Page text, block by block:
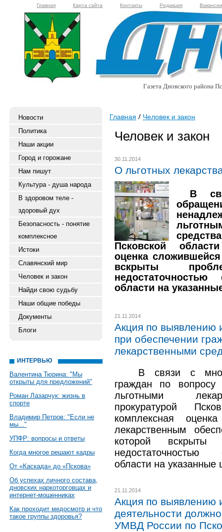
Главная Карта сайта Контакты Редакция Вакансии
Газета Дновского района
Новости
Политика
Наши акции
Город и горожане
Нам пишут
Культура - душа народа
В здоровом теле -
здоровый дух
Безопасность - понятие
комплексное
Истоки
Славянский мир
Человек и закон
Найди свою судьбу
Наши общие победы
Документы
Блоги
ИНТЕРВЬЮ
Валентина Тюрина: "Мы
открыты для предложений"
Роман Лазарчук: жизнь в
спорте
Владимир Петров: "Если не
мы..."
УПФР: вопросы и ответы
Когда многое решают кадры
От «Каскада» до «Пскова»
Об успехах личного состава,
дновских наркоторговцах и
интернет-мошенниках
Как проходит медосмотр и что
такое группы здоровья?
Главная Человек и закон
Человек и закон
30.11.2014
О льготных
В
Псковской
оценка
вскрыты
области на
21.11.2014
Акция по выявлению
при обеспечении
лекарственными
В связи с
граждан по вопросу
льготными
прокуратурой
комплексная
лекарственным
которой
области на указанные
21.11.2014
Акция по выявлению
деятельности
УМВД России по